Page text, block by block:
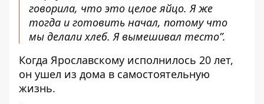
говорила, что это целое яйцо. Я же
тогда и готовить начал, потому что
мы делали хлеб. Я вымешивал тесто”.
Когда Ярославскому исполнилось 20 лет,
он ушел из дома в самостоятельную
жизнь.